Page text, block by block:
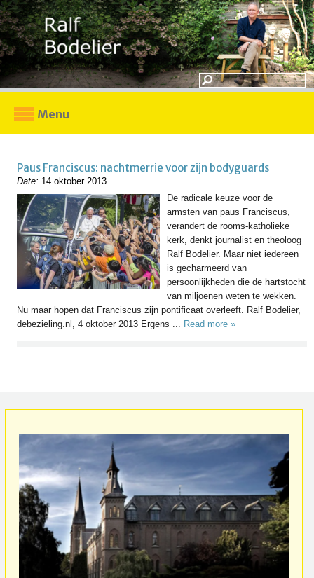
Menu
Paus Franciscus: nachtmerrie voor zijn bodyguards
Date: 14 oktober 2013
De radicale keuze voor de
armsten van paus Franciscus,
verandert de rooms-katholieke
kerk, denkt journalist en theoloog
Ralf Bodelier. Maar niet iedereen
is gecharmeerd van
persoonlijkheden die de hartstocht
van miljoenen weten te wekken.
Nu maar hopen dat Franciscus zijn pontificaat overleeft. Ralf Bodelier,
debezieling.nl, 4 oktober 2013 Ergens ... Read more »